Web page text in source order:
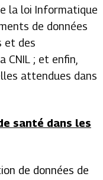
la loi Informatique
de données
et des
CNIL ; et enfin,
attendues dans
santé dans les
de données de